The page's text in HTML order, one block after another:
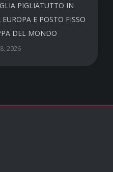
PIGLIATUTTO IN
EUROPA E POSTO FISSO
DEL MONDO
2026